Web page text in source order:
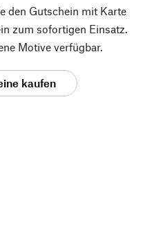
den Gutschein mit Karte
zum sofortigen Einsatz.
Motive verfügbar.
kaufen